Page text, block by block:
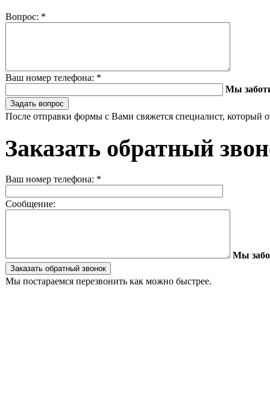
Вопрос: *
Ваш номер телефона: *
Мы
После отправки формы с Вами свяжется специалист, который
Заказать обратный
Ваш номер телефона: *
Сообщение:
Мы
Мы постараемся перезвонить как можно быстрее.